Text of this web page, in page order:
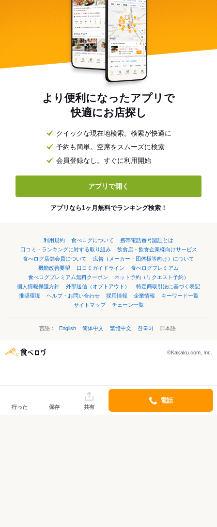
より便利になったアプリで
快適にお店探し
クイックな現在地検索。検索が快適に
予約も簡単。空席をスムーズに検索
会員登録なし。すぐに利用開始
アプリで開く
アプリなら1ヶ月無料でランキング検索！
利用規約 食べログについて
携帯電話番号認証とは
口コミ・ランキングに対する取り組み
飲食店・飲食企業様向けサービス
食べログ店舗会員について
広告（メーカー・団体様等向け）について
機能改善要望
口コミガイドライン
食べログプレミアム
食べログプレミアム無料クーポン
ネット予約（リクエスト予約）
個人情報保護方針
外部送信（オプトアウト）
特定商取引法に基づく表記
推奨環境
ヘルプ・お問い合わせ 採用情報 企業情報
キーワード一覧
サイトマップ
チェーン一覧
言語： English 简体中文 繁體中文 한국어 日本語
©Kakaku.com, Inc.
行った 保存 共有
電話